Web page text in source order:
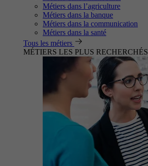
Métiers dans l’agriculture
Métiers dans la banque
Métiers dans la communication
Métiers dans la santé
Tous les métiers
MÉTIERS LES PLUS RECHERCHÉS